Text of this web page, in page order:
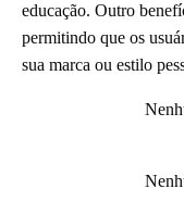
educação. Outro
permitindo que os
sua marca ou estilo